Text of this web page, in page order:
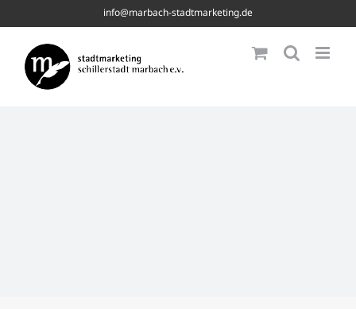
to
content
info@marbach-stadtmarketing.de